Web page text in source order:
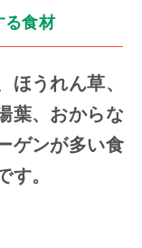
る食材
ほうれん草、
葉、おからな
ゲンが多い食
す。